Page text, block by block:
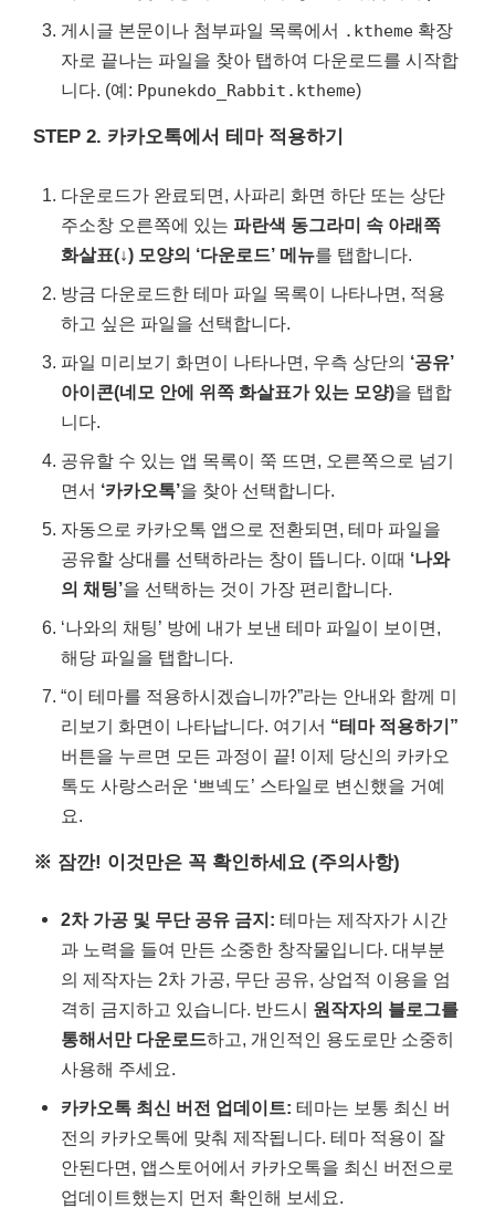
게시글 본문이나 첨부파일 목록에서 .ktheme 확장
자로 끝나는 파일을 찾아 탭하여 다운로드를 시작합
니다. (예: Ppunekdo_Rabbit.ktheme)
STEP 2. 카카오톡에서 테마 적용하기
다운로드가 완료되면, 사파리 화면 하단 또는 상단
주소창 오른쪽에 있는 파란색 동그라미 속 아래쪽
화살표(↓) 모양의 ‘다운로드’ 메뉴를 탭합니다.
방금 다운로드한 테마 파일 목록이 나타나면, 적용
하고 싶은 파일을 선택합니다.
파일 미리보기 화면이 나타나면, 우측 상단의 ‘공유’
아이콘(네모 안에 위쪽 화살표가 있는 모양)을 탭합
니다.
공유할 수 있는 앱 목록이 쭉 뜨면, 오른쪽으로 넘기
면서 ‘카카오톡’을 찾아 선택합니다.
자동으로 카카오톡 앱으로 전환되면, 테마 파일을
공유할 상대를 선택하라는 창이 뜹니다. 이때 ‘나와
의 채팅’을 선택하는 것이 가장 편리합니다.
‘나와의 채팅’ 방에 내가 보낸 테마 파일이 보이면,
해당 파일을 탭합니다.
“이 테마를 적용하시겠습니까?”라는 안내와 함께 미
리보기 화면이 나타납니다. 여기서 “테마 적용하기”
버튼을 누르면 모든 과정이 끝! 이제 당신의 카카오
톡도 사랑스러운 ‘쁘넥도’ 스타일로 변신했을 거예
요.
※ 잠깐! 이것만은 꼭 확인하세요 (주의사항)
2차 가공 및 무단 공유 금지: 테마는 제작자가 시간
과 노력을 들여 만든 소중한 창작물입니다. 대부분
의 제작자는 2차 가공, 무단 공유, 상업적 이용을 엄
격히 금지하고 있습니다. 반드시 원작자의 블로그를
통해서만 다운로드하고, 개인적인 용도로만 소중히
사용해 주세요.
카카오톡 최신 버전 업데이트: 테마는 보통 최신 버
전의 카카오톡에 맞춰 제작됩니다. 테마 적용이 잘
안된다면, 앱스토어에서 카카오톡을 최신 버전으로
업데이트했는지 먼저 확인해 보세요.